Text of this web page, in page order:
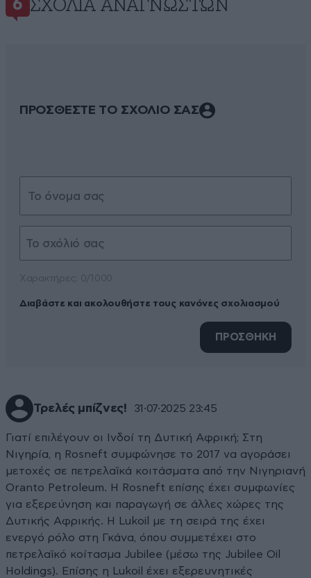
6 ΣΧΌΛΙΑ ΑΝΑΓΝΩΣΤΏΝ
ΠΡΟΣΘΕΣΤΕ ΤΟ ΣΧΟΛΙΟ ΣΑΣ
Διαβάστε και ακολουθήστε τους κανόνες σχολιασμού
ΠΡΟΣΘΗΚΗ
Τρελές μπίζνες! 31·07·2025 23:45
Γιατί επιλέγουν οι Ινδοί τη Δυτική Αφρική; Στη
Νιγηρία, η Rosneft συμφώνησε το 2017 να αγοράσει
μετοχές σε πετρελαϊκά κοιτάσματα από την Νιγηριανή
Oranto Petroleum. Η Rosneft επίσης έχει συμφωνίες
για εξερεύνηση και παραγωγή σε άλλες χώρες της
Δυτικής Αφρικής. Η Lukoil με τη σειρά της έχει
ενεργό ρόλο στη Γκάνα, όπου συμμετέχει στο
πετρελαϊκό κοίτασμα Jubilee (μέσω της Jubilee Oil
Holdings). Επίσης η Lukoil έχει εξερευνητικές